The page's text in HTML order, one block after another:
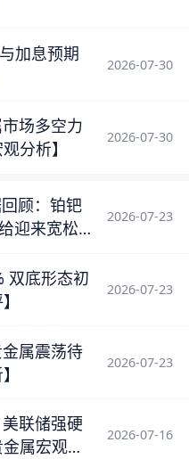
加息预期
2026-07-30
场多空力
分析】
2026-07-30
顾：铂钯
迎来宽松
2026-07-23
双底形态初
2026-07-23
属震荡待
2026-07-23
联储强硬
属宏观分
2026-07-16